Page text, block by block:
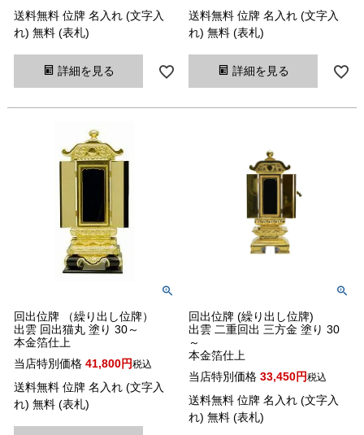
送料無料 位牌 名入れ (文字入
れ) 無料 (表札)
詳細を見る
送料無料 位牌 名入れ (文字入
れ) 無料 (表札)
詳細を見る
回出位牌 （繰り出し位牌）
出雲 回出猫丸 塗り 30～
本金箔仕上
当店特別価格 41,800 税込
送料無料 位牌 名入れ (文字入
れ) 無料 (表札)
回出位牌 (繰り出し位牌)
出雲 二重回出 三方金 塗り 30
～
本金箔仕上
当店特別価格 33,450 税込
送料無料 位牌 名入れ (文字入
れ) 無料 (表札)